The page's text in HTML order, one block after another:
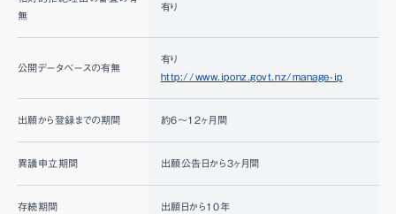
無
有り
公開データベースの有無
有り
http://www.iponz.govt.nz/manage-ip
出願から登録までの期間 約6～12ヶ月間
異議申立期間 出願公告日から3ヶ月間
存続期間 出願日から10年